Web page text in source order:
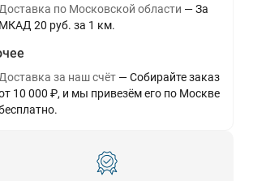
по Московской области
За
МКАД 20 руб. за 1 км.
Доставка за наш счёт
Собирайте заказ
10 000 ₽, и мы привезём его по Москве